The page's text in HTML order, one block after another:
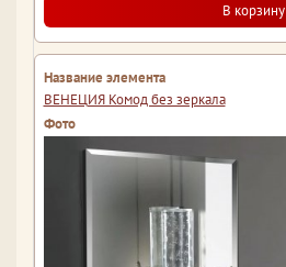
В корзину
ВЕНЕЦИЯ Комод без зеркала